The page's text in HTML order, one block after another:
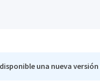
una nueva